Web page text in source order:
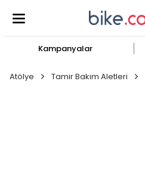
Kampanyalar
Atölye Tamir Bakım Aletleri